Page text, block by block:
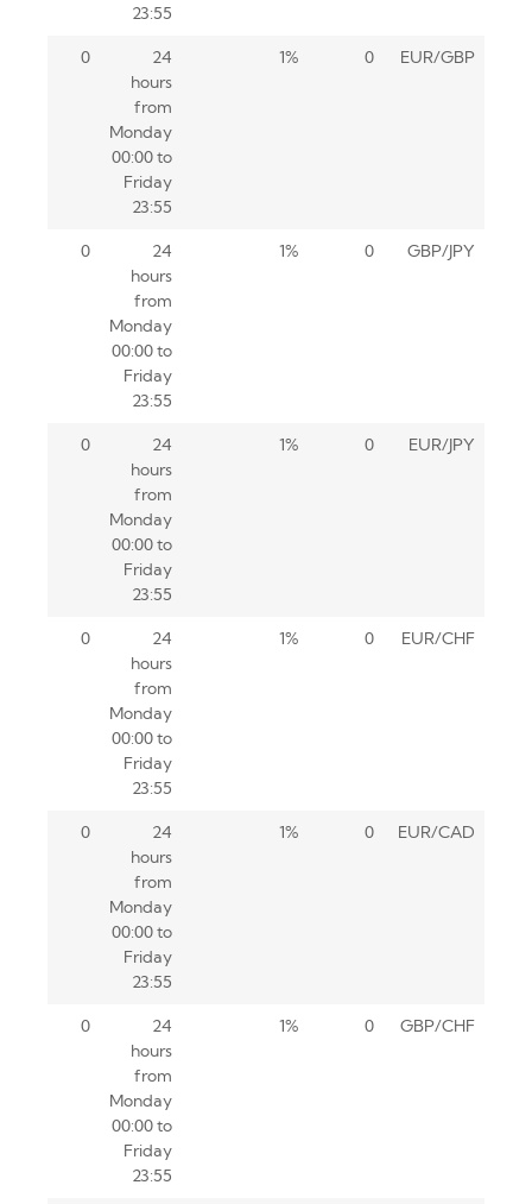
23:55
EUR/GBP
0
1%
24
hours
from
Monday
00:00 to
Friday
23:55
0
GBP/JPY
0
1%
24
hours
from
Monday
00:00 to
Friday
23:55
0
EUR/JPY
0
1%
24
hours
from
Monday
00:00 to
Friday
23:55
0
EUR/CHF
0
1%
24
hours
from
Monday
00:00 to
Friday
23:55
0
EUR/CAD
0
1%
24
hours
from
Monday
00:00 to
Friday
23:55
0
GBP/CHF
0
1%
24
hours
from
Monday
00:00 to
Friday
23:55
0